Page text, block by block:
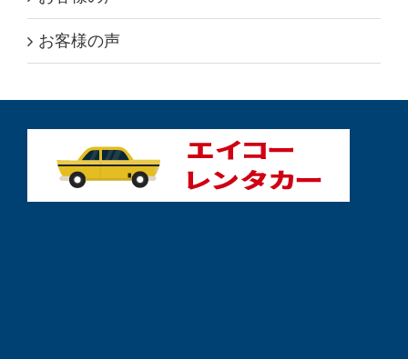
お客様の声